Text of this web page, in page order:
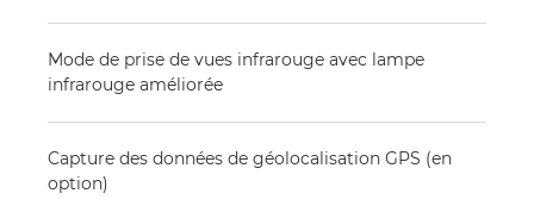
Mode de prise de vues infrarouge avec lampe
infrarouge améliorée
Capture des données de géolocalisation GPS (en
option)